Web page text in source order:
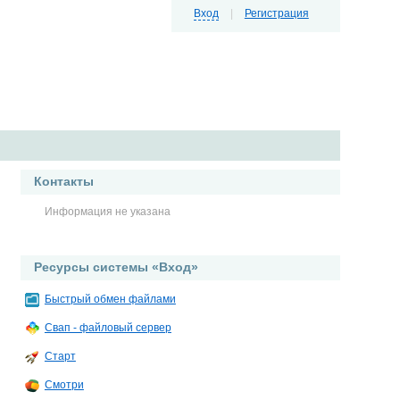
Вход Регистрация
Контакты
Информация не указана
Ресурсы системы «Вход»
Быстрый обмен файлами
Свап - файловый сервер
Старт
Смотри